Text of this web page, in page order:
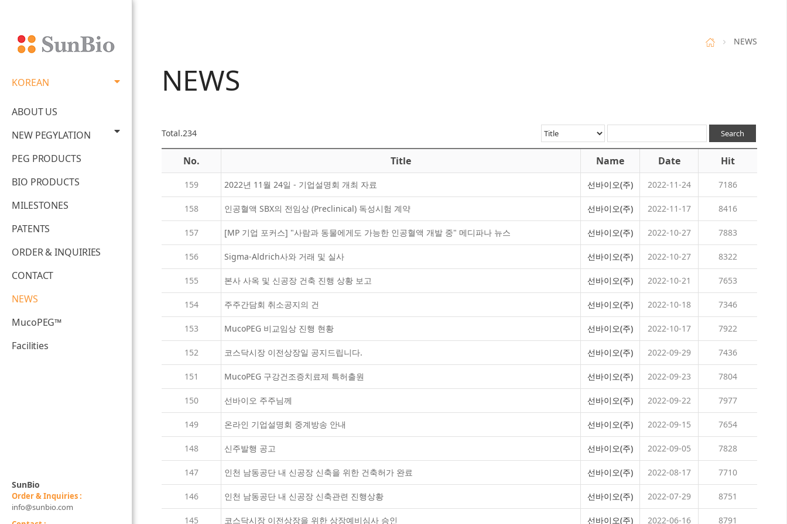
KOREAN
ABOUT US
NEW PEGYLATION
PEG PRODUCTS
BIO PRODUCTS
MILESTONES
PATENTS
ORDER & INQUIRIES
CONTACT
NEWS
MucoPEG™
Facilities
SunBio
Order & Inquiries :
info@sunbio.com
NEWS
NEWS
Total.234
No. Title Name Date Hit
159 2022년 11월 24일 - 기업설명회 개최 자료 선바이오(주) 2022-11-24 7186
158 인공혈액 SBX의 전임상 (Preclinical) 독성시험 계약 선바이오(주) 2022-11-17 8416
157 [MP 기업 포커스] "사람과 동물에게도 가능한 인공혈액 개발 중" 메디파나 뉴스 선바이오(주) 2022-10-27 7883
156 Sigma-Aldrich사와 거래 및 실사 선바이오(주) 2022-10-27 8322
155 본사 사옥 및 신공장 건축 진행 상황 보고 선바이오(주) 2022-10-21 7653
154 주주간담회 취소공지의 건 선바이오(주) 2022-10-18 7346
153 MucoPEG 비교임상 진행 현황 선바이오(주) 2022-10-17 7922
152 코스닥시장 이전상장일 공지드립니다. 선바이오(주) 2022-09-29 7436
151 MucoPEG 구강건조증치료제 특허출원 선바이오(주) 2022-09-23 7804
150 선바이오 주주님께 선바이오(주) 2022-09-22 7977
149 온라인 기업설명회 중계방송 안내 선바이오(주) 2022-09-15 7654
148 신주발행 공고 선바이오(주) 2022-09-05 7828
147 인천 남동공단 내 신공장 신축을 위한 건축허가 완료 선바이오(주) 2022-08-17 7710
146 인천 남동공단 내 신공장 신축관련 진행상황 선바이오(주) 2022-07-29 8751
145 코스닥시장 이전상장을 위한 상장예비심사 승인 선바이오(주) 2022-06-16 8791